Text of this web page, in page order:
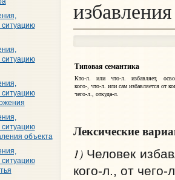
объекта
избавления
Типовая семантика
Кто‑л. или что‑л. избавляет,
кого-, что‑л. или сам избавляется от
чего‑л., откуда‑л.
Лексические
1) Человек
кого‑л., от